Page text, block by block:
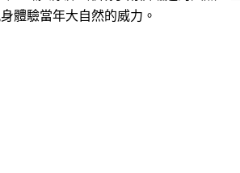
體驗當年大自然的威力。